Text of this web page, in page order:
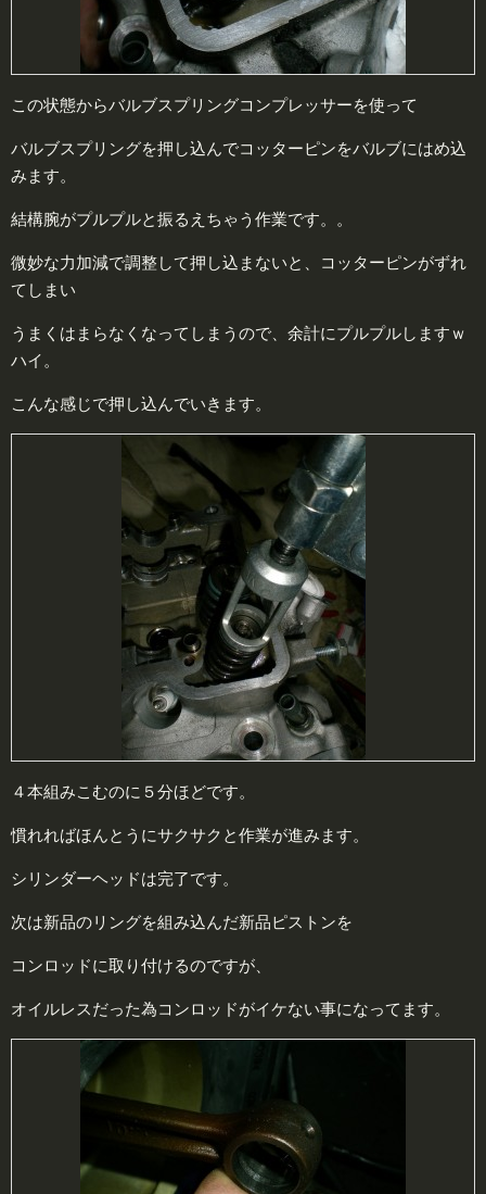
この状態からバルブスプリングコンプレッサーを使って
バルブスプリングを押し込んでコッターピンをバルブにはめ込
みます。
結構腕がプルプルと振るえちゃう作業です。。
微妙な力加減で調整して押し込まないと、コッターピンがずれ
てしまい
うまくはまらなくなってしまうので、余計にプルプルしますｗ
ハイ。
こんな感じで押し込んでいきます。
４本組みこむのに５分ほどです。
慣れればほんとうにサクサクと作業が進みます。
シリンダーヘッドは完了です。
次は新品のリングを組み込んだ新品ピストンを
コンロッドに取り付けるのですが、
オイルレスだった為コンロッドがイケない事になってます。